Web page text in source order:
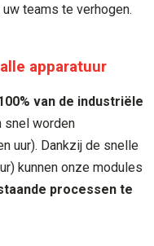
teams te verhogen.
apparatuur
van de industriële
snel worden
uur). Dankzij de snelle
kunnen onze modules
processen te